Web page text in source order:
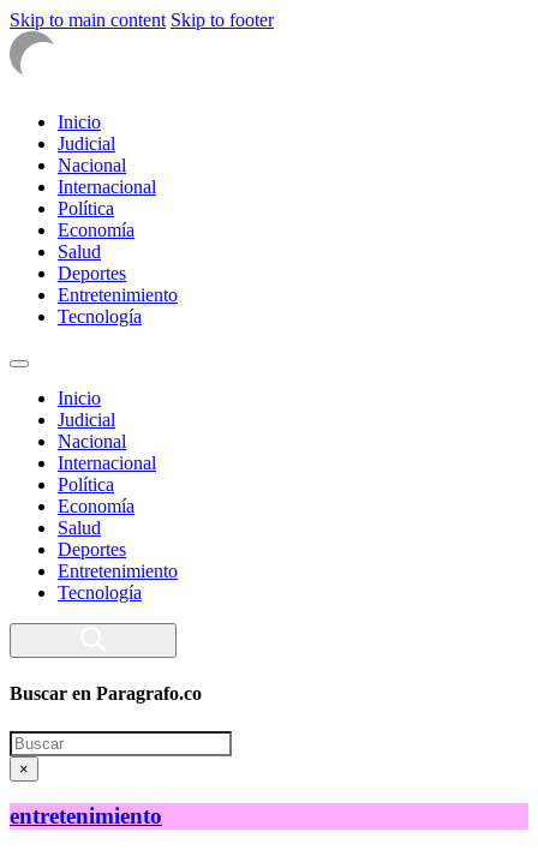
Skip to main content Skip to footer
Inicio
Judicial
Nacional
Internacional
Política
Economía
Salud
Deportes
Entretenimiento
Tecnología
Inicio
Judicial
Nacional
Internacional
Política
Economía
Salud
Deportes
Entretenimiento
Tecnología
Buscar en Paragrafo.co
Search
×
entretenimiento